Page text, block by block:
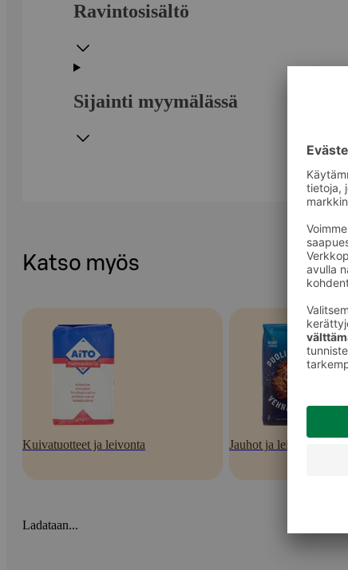
Ravintosisältö
Sijainti myymälässä
Katso myös
Kuivatuotteet ja leivonta Jauhot ja leivontaseokset
Ladataan...